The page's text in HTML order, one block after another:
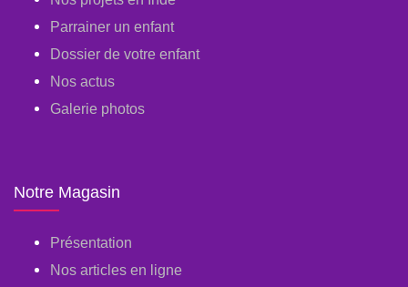
Parrainer un enfant
Dossier de votre enfant
Nos actus
Galerie photos
Notre Magasin
Présentation
Nos articles en ligne